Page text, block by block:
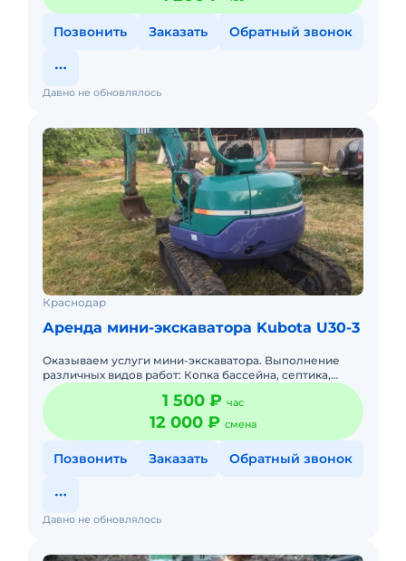
Позвонить Заказать Обратный звонок
Давно не обновлялось
Краснодар
Аренда мини-экскаватора Kubota U30-3
Оказываем услуги мини-экскаватора. Выполнение
различных видов работ: Копка бассейна, септика,
фундамента, котлована, траншея под газ, воду,
электричество, канал1 500 ₽ час
12 000 ₽ смена
Позвонить Заказать Обратный звонок
Давно не обновлялось